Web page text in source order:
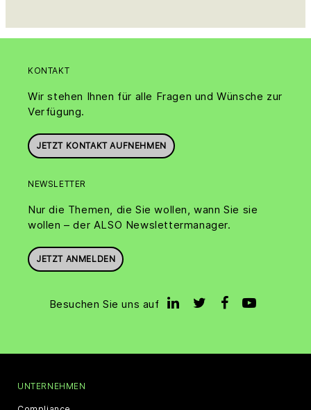
KONTAKT
Wir stehen Ihnen für alle Fragen und Wünsche zur
Verfügung.
JETZT KONTAKT AUFNEHMEN
NEWSLETTER
Nur die Themen, die Sie wollen, wann Sie sie
wollen – der ALSO Newslettermanager.
JETZT ANMELDEN
Besuchen Sie uns auf
UNTERNEHMEN